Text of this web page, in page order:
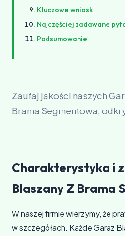
Kluczowe wnioski
Najczęściej zadawane
Podsumowanie
Zaufaj jakości naszych
Brama Segmentowa,
Charakterystyka i
Blaszany Z Brama
W naszej firmie wierzymy, że
w szczegółach. Każde Garaz